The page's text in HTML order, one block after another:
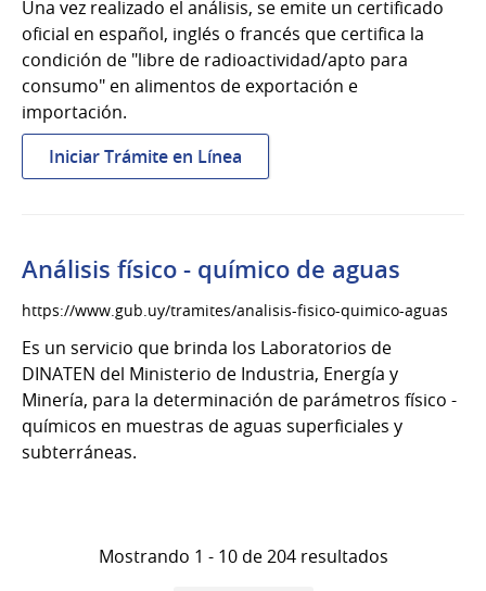
Una vez realizado el análisis, se emite un certificado
oficial en español, inglés o francés que certifica la
condición de "libre de radioactividad/apto para
consumo" en alimentos de exportación e
importación.
Iniciar Trámite en Línea
Análisis
Análisis físico - químico de aguas
https://www.gub.uy/tramites/analisis-fisico-quimico-aguas
Es un servicio que brinda los Laboratorios de
DINATEN del Ministerio de Industria, Energía y
Minería, para la determinación de parámetros físico -
químicos en muestras de aguas superficiales y
subterráneas.
Mostrando 1 - 10 de 204 resultados